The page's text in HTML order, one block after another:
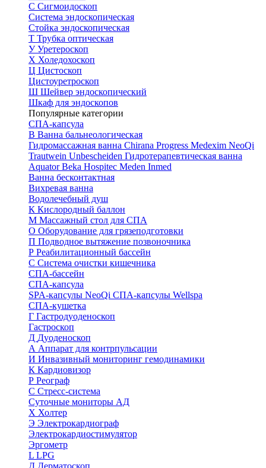
С Сигмоидоскоп
Система эндоскопическая
Стойка эндоскопическая
Т Трубка оптическая
УУретероскоп
Х Холедохоскоп
Ц Цистоскоп
Цистоуретроскоп
Ш Шейвер эндоскопический
Шкаф для эндоскопов
Популярные категории
СПА-капсула
В Ванна бальнеологическая
Гидромассажная ванна Chirana Progress Medexim NeoQi
Trautwein Unbescheiden Гидротерапевтическая ванна
AquatorBeka Hospitec Meden Inmed
Ванна бесконтактная
Вихревая ванна
Водолечебный душ
К Кислородный баллон
М Массажный стол для СПА
О Оборудование для грязеподготовки
П Подводное вытяжение позвоночника
Р Реабилитационный бассейн
С Система очистки кишечника
СПА-бассейн
СПА-капсула
SPA-капсулы NeoQi СПА-капсулы Wellspa
СПА-кушетка
Г Гастродуоденоскоп
Гастроскоп
Д Дуоденоскоп
А Аппарат для контрпульсации
И Инвазивный мониторинг гемодинамики
К Кардиовизор
Р Реограф
С Стресс-система
Суточные мониторы АД
Х Холтер
Э Электрокардиограф
Электрокардиостимулятор
Эргометр
L LPG
Д Дерматоскоп